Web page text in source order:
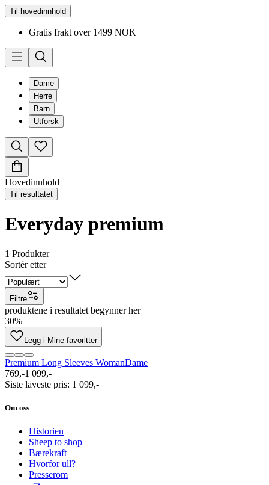
Til hovedinnhold
Gratis frakt over 1499 NOK
Dame
Herre
Barn
Utforsk
Hovedinnhold
Til resultatet
Everyday premium
1 Produkter
Sortér etter
Filtre
produktene i resultatet begynner her
30%
Legg i Mine favoritter
Premium Long Sleeves WomanDame
769,-1 099,-
Siste laveste pris: 1 099,-
Om oss
Historien
Sheep to shop
Bærekraft
Hvorfor ull?
Presserom